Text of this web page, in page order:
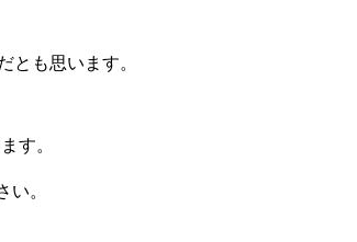
とも思います。
す。
い。